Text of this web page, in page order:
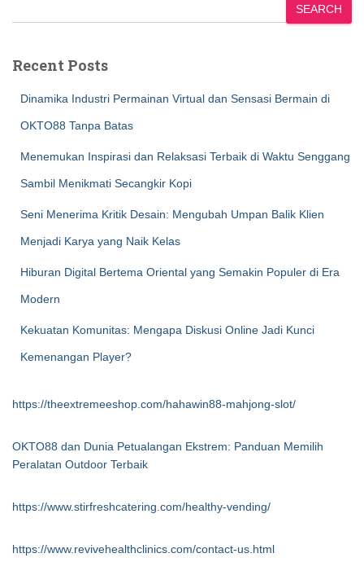
SEARCH
Recent Posts
Dinamika Industri Permainan Virtual dan Sensasi Bermain di
OKTO88 Tanpa Batas
Menemukan Inspirasi dan Relaksasi Terbaik di Waktu Senggang
Sambil Menikmati Secangkir Kopi
Seni Menerima Kritik Desain: Mengubah Umpan Balik Klien
Menjadi Karya yang Naik Kelas
Hiburan Digital Bertema Oriental yang Semakin Populer di Era
Modern
Kekuatan Komunitas: Mengapa Diskusi Online Jadi Kunci
Kemenangan Player?
https://theextremeeshop.com/hahawin88-mahjong-slot/
OKTO88 dan Dunia Petualangan Ekstrem: Panduan Memilih
Peralatan Outdoor Terbaik
https://www.stirfreshcatering.com/healthy-vending/
https://www.revivehealthclinics.com/contact-us.html